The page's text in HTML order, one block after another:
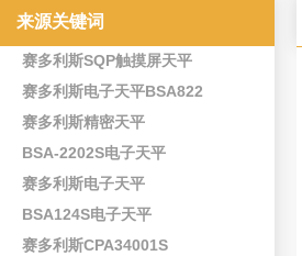
来源关键词
赛多利斯SQP触摸屏天平
赛多利斯电子天平BSA822
赛多利斯精密天平
BSA-2202S电子天平
赛多利斯电子天平
BSA124S电子天平
赛多利斯CPA34001S